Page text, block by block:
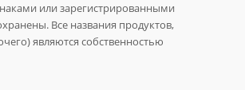
или зарегистрированными
Все названия продуктов,
являются собственностью